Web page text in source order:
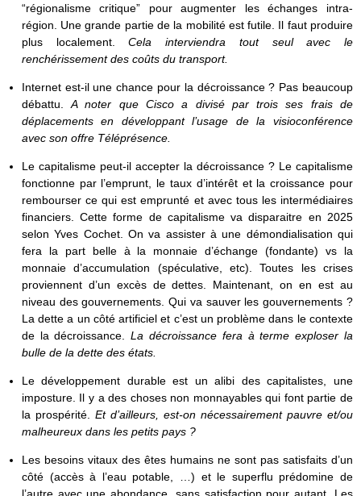
“régionalisme critique” pour augmenter les échanges intra-
région. Une grande partie de la mobilité est futile. Il faut produire
plus localement.Cela interviendra tout seul avec le
renchérissement des coûts du transport.
Internet est-il une chance pour la décroissance ? Pas beaucoup
débattu.A noter que Cisco a divisé par trois ses frais de
déplacements en développant l’usage de la visioconférence
avec son offre Téléprésence.
Le capitalisme peut-il accepter la décroissance ? Le capitalisme
fonctionne par l’emprunt, le taux d’intérêt et la croissance pour
rembourser ce qui est emprunté et avec tous les intermédiaires
financiers. Cette forme de capitalisme va disparaitre en 2025
selon Yves Cochet. On va assister à une démondialisation qui
fera la part belle à la monnaie d’échange (fondante) vs la
monnaie d’accumulation (spéculative, etc). Toutes les crises
proviennent d’un excès de dettes. Maintenant, on en est au
niveau des gouvernements. Qui va sauver les gouvernements ?
La dette a un côté artificiel et c’est un problème dans le contexte
de la décroissance.La décroissance fera à terme exploser la
bulle de la dette des états.
Le développement durable est un alibi des capitalistes, une
imposture. Il y a des choses non monnayables qui font partie de
la prospérité. Et d’ailleurs, est-on nécessairement pauvre et/ou
malheureux dans les petits pays ?
Les besoins vitaux des êtes humains ne sont pas satisfaits d’un
côté (accès à l’eau potable, …) et le superflu prédomine de